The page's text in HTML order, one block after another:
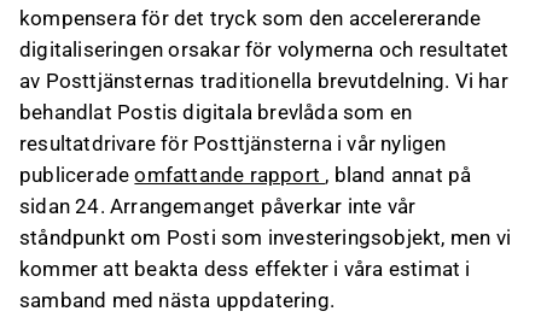
kompensera för det tryck som den accelererande
digitaliseringen orsakar för volymerna och resultatet
av Posttjänsternas traditionella brevutdelning. Vi har
behandlat Postis digitala brevlåda som en
resultatdrivare för Posttjänsterna i vår nyligen
publiceradeomfattande rapport , bland annat på
sidan 24. Arrangemanget påverkar inte vår
ståndpunkt om Posti som investeringsobjekt, men vi
kommer att beakta dess effekter i våra estimat i
samband med nästa uppdatering.